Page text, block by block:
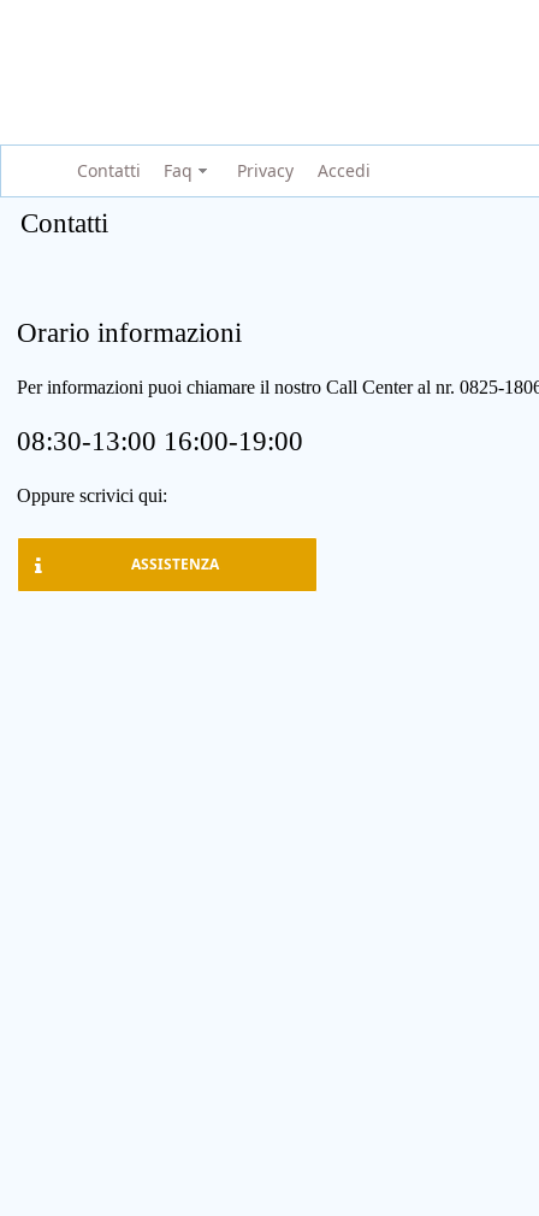
Contatti Faq Privacy Accedi
Contatti
Orario informazioni
Per informazioni puoi chiamare il nostro Call Center al nr. 0825-
08:30-13:00 16:00-19:00
Oppure scrivici qui:
ASSISTENZA